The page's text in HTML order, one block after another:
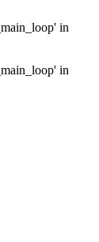
in
in